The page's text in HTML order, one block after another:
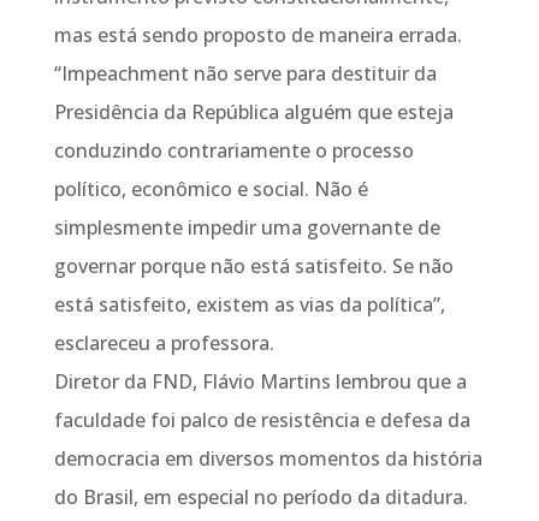
mas está sendo proposto de maneira errada.
“Impeachment não serve para destituir da
Presidência da República alguém que esteja
conduzindo contrariamente o processo
político, econômico e social. Não é
simplesmente impedir uma governante de
governar porque não está satisfeito. Se não
está satisfeito, existem as vias da política”,
esclareceu a professora.
Diretor da FND, Flávio Martins lembrou que a
faculdade foi palco de resistência e defesa da
democracia em diversos momentos da história
do Brasil, em especial no período da ditadura.